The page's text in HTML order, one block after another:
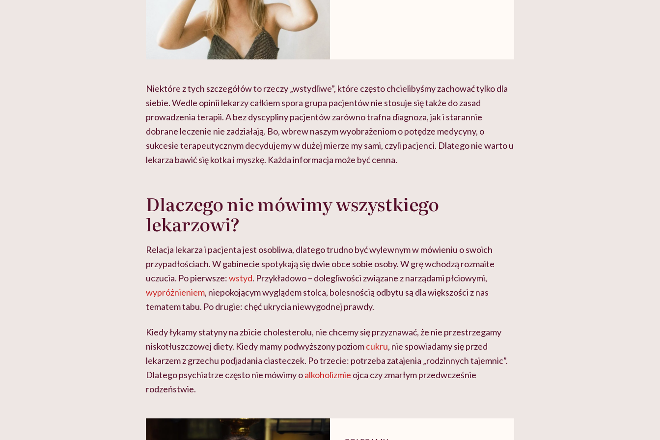
Niektóre z tych szczegółów to rzeczy „wstydliwe”, które często chcielibyśmy zachować tylko dla
siebie. Wedle opinii lekarzy całkiem spora grupa pacjentów nie stosuje się także do zasad
prowadzenia terapii. A bez dyscypliny pacjentów zarówno trafna diagnoza, jak i starannie
dobrane leczenie nie zadziałają. Bo, wbrew naszym wyobrażeniom o potędze medycyny, o
sukcesie terapeutycznym decydujemy w dużej mierze my sami, czyli pacjenci. Dlatego nie warto u
lekarza bawić się kotka i myszkę. Każda informacja może być cenna.
Dlaczego nie mówimy wszystkiego
lekarzowi?
Relacja lekarza i pacjenta jest osobliwa, dlatego trudno być wylewnym w mówieniu o swoich
przypadłościach. W gabinecie spotykają się dwie obce sobie osoby. W grę wchodzą rozmaite
uczucia. Po pierwsze:wstyd. Przykładowo – dolegliwości związane z narządami płciowymi,
wypróżnieniem, niepokojącym wyglądem stolca, bolesnością odbytu są dla większości z nas
tematem tabu. Po drugie: chęć ukrycia niewygodnej prawdy.
Kiedy łykamy statyny na zbicie cholesterolu, nie chcemy się przyznawać, że nie przestrzegamy
niskotłuszczowej diety. Kiedy mamy podwyższony poziomcukru, nie spowiadamy się przed
lekarzem z grzechu podjadania ciasteczek. Po trzecie: potrzeba zatajenia „rodzinnych tajemnic”.
Dlatego psychiatrze często nie mówimy oalkoholizmie ojca czy zmarłym przedwcześnie
rodzeństwie.